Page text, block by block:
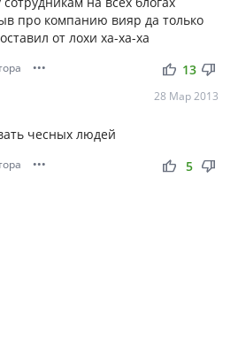
про компанию вияр да только
от лохи ха-ха-ха
••• thumb_up thumb_down
13
28 Мар 2013
чесных людей
••• thumb_up thumb_down
5